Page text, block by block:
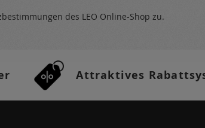
des LEO Online-Shop zu.
Attraktives